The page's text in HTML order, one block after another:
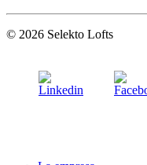
© 2026 Selekto Lofts